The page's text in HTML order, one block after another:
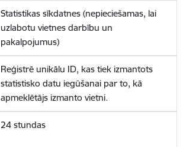
Statistikas sīkdatnes (nepieciešamas, lai
uzlabotu vietnes darbību un
pakalpojumus)
Reģistrē unikālu ID, kas tiek izmantots
statistisko datu iegūšanai par to, kā
apmeklētājs izmanto vietni.
24 stundas